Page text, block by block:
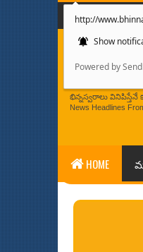
http://
Show
Powered by
భిన్నస్వరాలు వినిపిస్తేనే
News Headlines
HOME